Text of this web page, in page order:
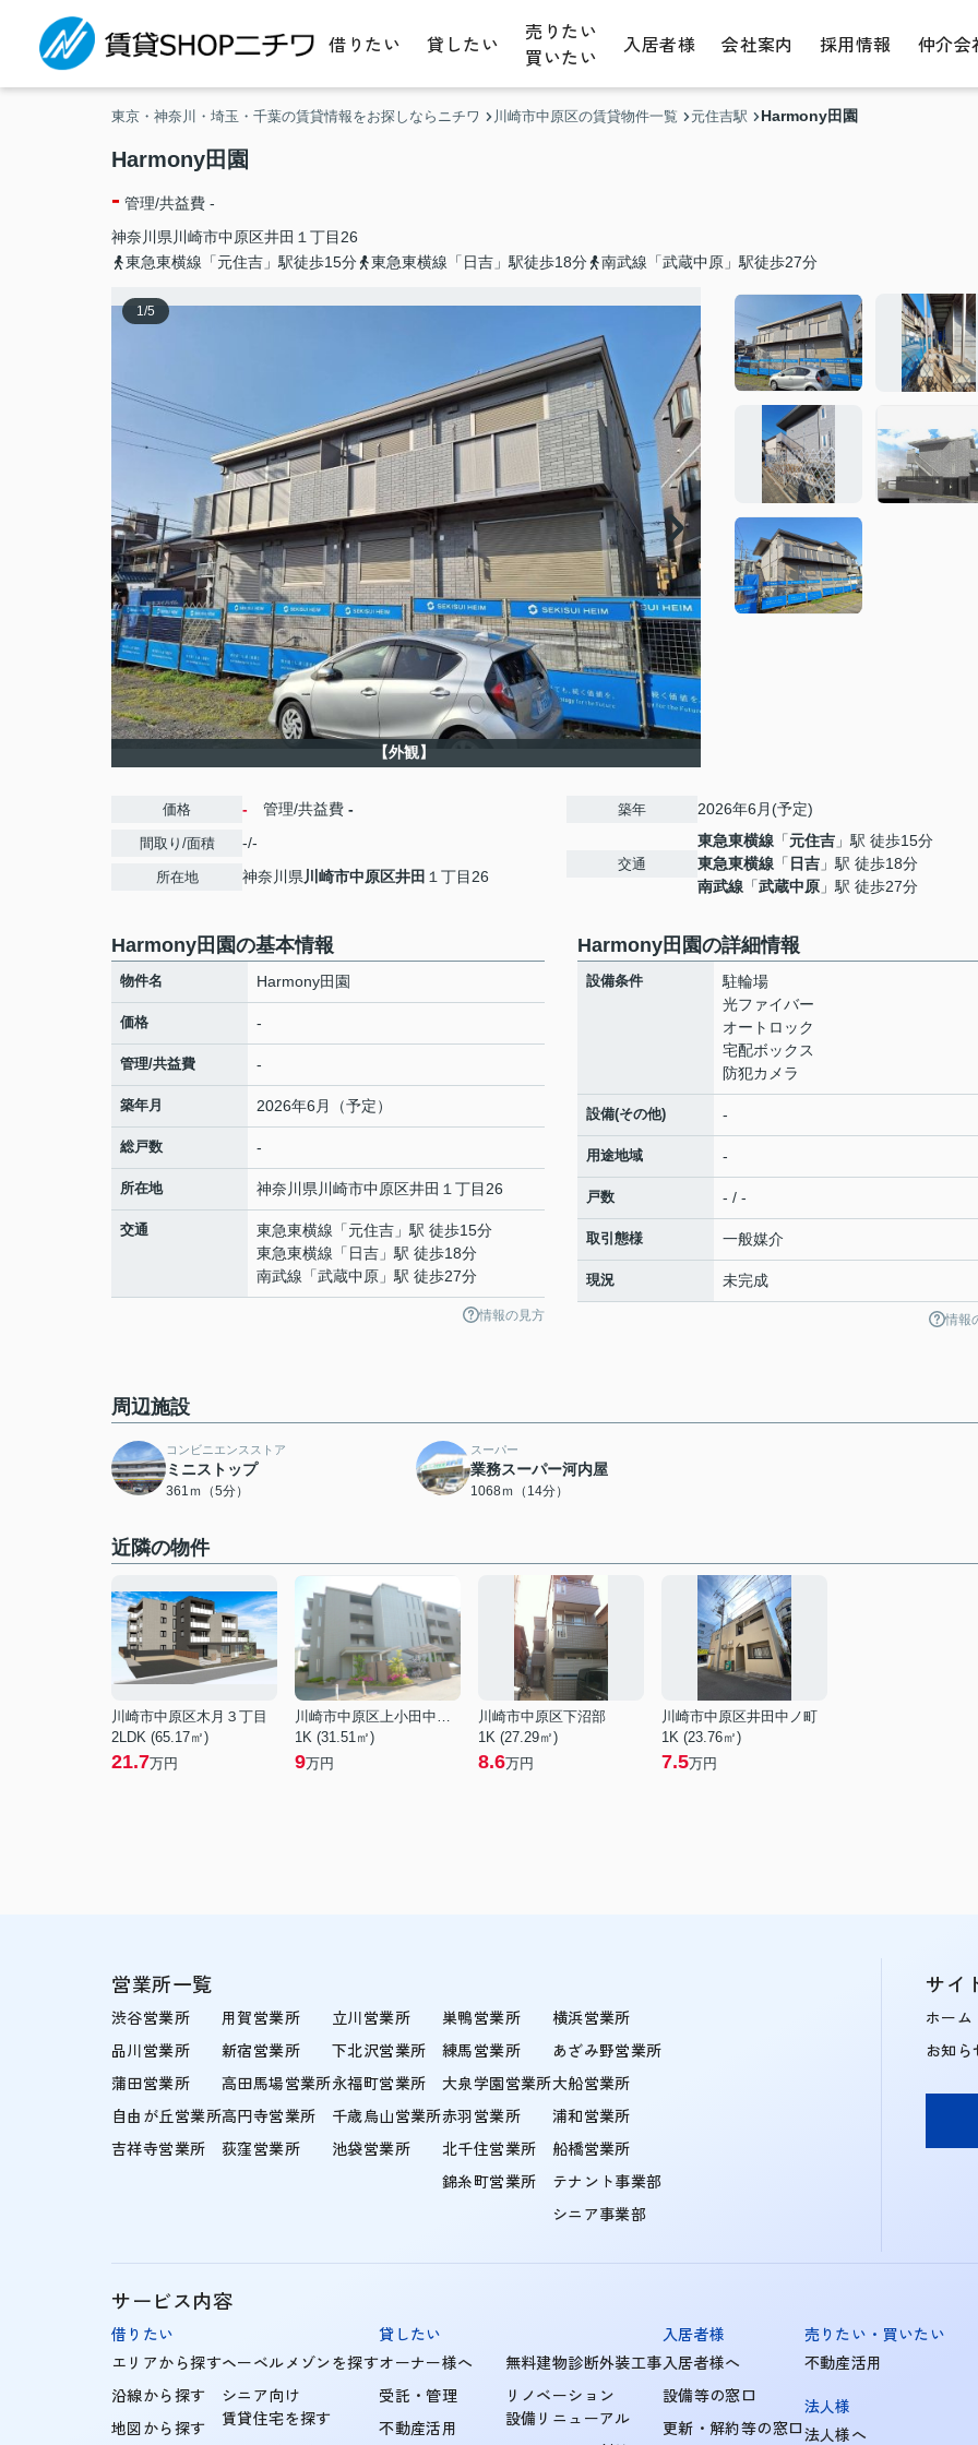
借りたい 貸したい
売りたい
買いたい
入居者様 会社案内 採用情報 仲介会
東京・神奈川・埼玉・千葉の賃貸情報をお探しならニチワ 川崎市中原区の賃貸物件一覧 元住吉駅 Harmony田園
Harmony田園
- 管理/共益費 -
神奈川県 川崎市中原区井田 １丁目26
東急東横線「元住吉」駅徒歩15分
東急東横線「日吉」駅徒歩18分 南武線「武蔵中原」駅徒歩27分
1/5
【外観】
価格 - 管理/共益費 -
間取り/面積 -/-
所在地 神奈川県川崎市中原区井田 １丁目26
築年 2026年6月(予定)
交通
東急東横線 「元住吉 」駅 徒歩15分
東急東横線 「 日吉 」駅 徒歩18分
南武線 「武蔵中原 」駅 徒歩27分
Harmony田園の基本情報
物件名 Harmony田園
価格 -
管理/共益費 -
築年月 2026年6月（予定）
総戸数 -
所在地 神奈川県 川崎市中原区井田 １丁目26
交通 東急東横線 「元住吉 」駅 徒歩15分
東急東横線 「 日吉 」駅 徒歩18分
南武線 「武蔵中原 」駅 徒歩27分
情報の見方
Harmony田園の詳細情報
設備条件
駐輪場
光ファイバー
オートロック
宅配ボックス
防犯カメラ
設備(その他) -
用途地域 -
戸数 - / -
取引態様 一般媒介
現況 未完成
情報
周辺施設
コンビニエンスストア
ミニストップ
361ｍ（5分）
スーパー
業務スーパー河内屋
1068ｍ（14分）
近隣の物件
川崎市中原区木月３丁目
2LDK (65.17㎡)
21.7万円
川崎市中原区上小田中３丁目
1K (31.51㎡)
9万円
川崎市中原区下沼部
1K (27.29㎡)
8.6万円
川崎市中原区井田中ノ町
1K (23.76㎡)
7.5万円
営業所一覧
渋谷営業所
品川営業所
蒲田営業所
自由が丘営業所
吉祥寺営業所
用賀営業所
新宿営業所
高田馬場営業所
高円寺営業所
荻窪営業所
立川営業所
下北沢営業所
永福町営業所
千歳烏山営業所
池袋営業所
巣鴨営業所
練馬営業所
大泉学園営業所
赤羽営業所
北千住営業所
錦糸町営業所
横浜営業所
あざみ野営業所
大船営業所
浦和営業所
船橋営業所
テナント事業部
シニア事業部
サイ
ホーム
お知ら
サービス内容
借りたい
エリアから探す
沿線から探す
地図から探す
ヘーベルメゾンを探す
シニア向け
賃貸住宅を探す
貸したい
オーナー様へ
受託・管理
不動産活用
無料建物診断外装工事
リノベーション
設備リニューアル
入居者様
入居者様へ
設備等の窓口
更新・解約等の窓口
売りたい・買いたい
不動産活用
法人様
法人様へ